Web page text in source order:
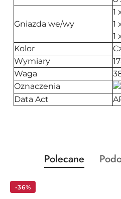
Gniazda we/wy
1
1
1
Kolor
Wymiary
Waga
Oznaczenia
Data Act
Pomiń karuzelę
Produkty
o
Polecane
-36%